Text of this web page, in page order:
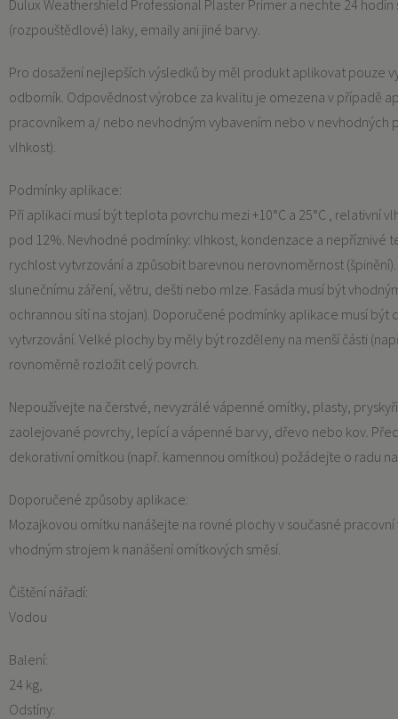
Dulux Weathershield Professional Plaster Primer a nechte 24
(rozpouštědlové) laky, emaily ani jiné barvy.
Pro dosažení nejlepších výsledků by měl produkt aplikovat pouze
odborník. Odpovědnost výrobce za kvalitu je omezena v případě
pracovníkem a/ nebo nevhodným vybavením nebo v
vlhkost).
Podmínky aplikace:
Při aplikaci musí být teplota povrchu mezi +10°C a 25°C , relativní
pod 12%. Nevhodné podmínky: vlhkost, kondenzace a nepříznivé
rychlost vytvrzování a způsobit barevnou nerovnoměrnost
slunečnímu záření, větru, dešti nebo mlze. Fasáda musí být
ochrannou sítí na stojan). Doporučené podmínky aplikace musí
vytvrzování. Velké plochy by měly být rozděleny na menší části
rovnoměrně rozložit celý povrch.
Nepoužívejte na čerstvé, nevyzrálé vápenné omítky, plasty,
zaolejované povrchy, lepící a vápenné barvy, dřevo nebo kov.
dekorativní omítkou (např. kamennou omítkou) požádejte o radu
Doporučené způsoby aplikace:
Mozajkovou omítku nanášejte na rovné plochy v současné
vhodným strojem k nanášení omítkových směsí.
Čištění nářadí:
Vodou
Balení:
24 kg
Odstíny: